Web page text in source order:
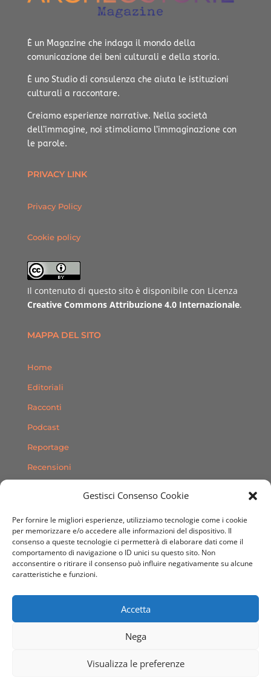
Gestisci Consenso Cookie
Per fornire le migliori esperienze, utilizziamo tecnologie come i cookie
per memorizzare e/o accedere alle informazioni del dispositivo. Il
consenso a queste tecnologie ci permetterà di elaborare dati come il
comportamento di navigazione o ID unici su questo sito. Non
acconsentire o ritirare il consenso può influire negativamente su alcune
caratteristiche e funzioni.
Accetta
Nega
Visualizza le preferenze
È un Magazine che indaga il mondo della
comunicazione dei beni culturali e della storia.
È uno Studio di consulenza che aiuta le istituzioni
culturali a raccontare.
Creiamo esperienze narrative. Nella società
dell’immagine, noi stimoliamo l’immaginazione con
le parole.
PRIVACY LINK
Privacy Policy
Cookie policy
Il contenuto di questo sito è disponibile con Licenza
Creative Commons Attribuzione 4.0 Internazionale.
MAPPA DEL SITO
Home
Editoriali
Racconti
Podcast
Reportage
Recensioni
Contatti
SEGUICI SUI SOCIAL
Agenzia Grafica & Web